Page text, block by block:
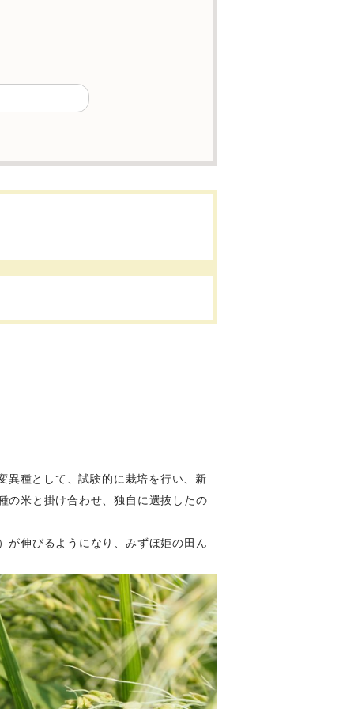
異種として、試験的に栽培を行い、新
の米と掛け合わせ、独自に選抜したの
が伸びるようになり、みずほ姫の田ん